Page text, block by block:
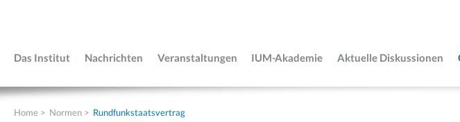
Das Institut Nachrichten Veranstaltungen IUM-Akademie Aktuelle Diskussionen
Home > Normen > Rundfunkstaatsvertrag